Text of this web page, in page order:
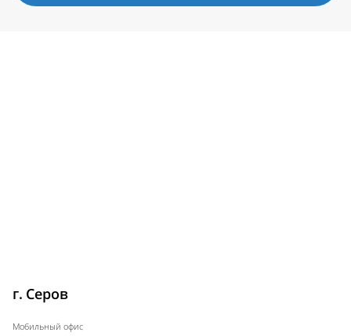
г. Серов
Мобильный офис